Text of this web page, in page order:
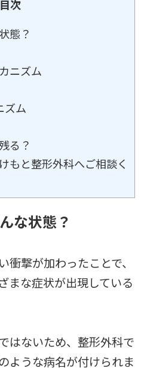
目次
態？
ニズム
ズム
る？
もと整形外科へご相談く
な状態？
撃が加わったことで、
まな症状が出現している
はないため、整形外科で
ような病名が付けられま